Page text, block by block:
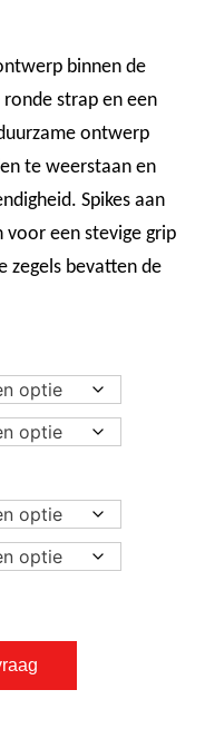
binnen de
strap en een
ontwerp
te weerstaan en
Spikes aan
voor een stevige grip
zegels bevatten de